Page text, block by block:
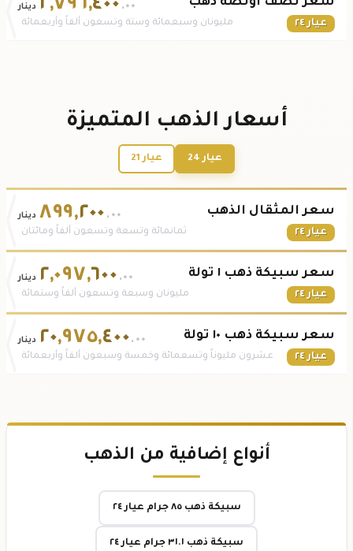
سعر نصف أونصة ذهب
عيار ٢٤
٢ ,٧٩٦,٤٠٠ .٠٠ دينار
مليونان وسبعمائة وستة وتسعون ألفاً وأربعمائة
أسعار الذهب المتميزة
عيار 24 عيار 21
سعر المثقال الذهب
عيار ٢٤
٨٩٩,٢٠٠ .٠٠ دينار
ثمانمائة وتسعة وتسعون ألفاً ومائتان
سعر سبيكة ذهب ١ تولة
عيار ٢٤
٢,٠٩٧,٦٠٠ .٠٠ دينار
مليونان وسبعة وتسعون ألفاً وستمائة
سعر سبيكة ذهب ١٠ تولة
عيار ٢٤
٢٠,٩٧٥,٤٠٠.٠٠ دينار
عشرون مليوناً وتسعمائة وخمسة وسبعون ألفاً وأربعمائة
أنواع إضافية من الذهب
سبيكة ذهب ٨٥ جرام عيار ٢٤
سبيكة ذهب ٣١.١ جرام عيار ٢٤